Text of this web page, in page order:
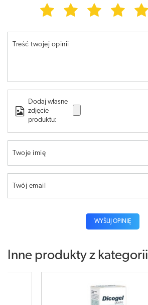
Treść twojej opinii
Dodaj własne
zdjęcie
produktu:
Twoje imię
Twój email
WYŚLIJ OPINIĘ
Inne produkty z kategorii